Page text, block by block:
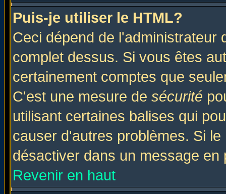
Puis-je utiliser le HTML?
Ceci dépend de l'administrateur
complet dessus. Si vous êtes
certainement comptes que
C'est une mesure de sécurité
utilisant certaines balises qui
causer d'autres problèmes. Si
désactiver dans un message
Revenir en haut